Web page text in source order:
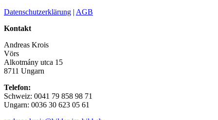
Datenschutzerklärung | AGB
Kontakt
Andreas Krois
Vörs
Alkotmány utca 15
8711 Ungarn
Telefon:
Schweiz: 0041 79 858 98 71
Ungarn: 0036 30 623 05 61